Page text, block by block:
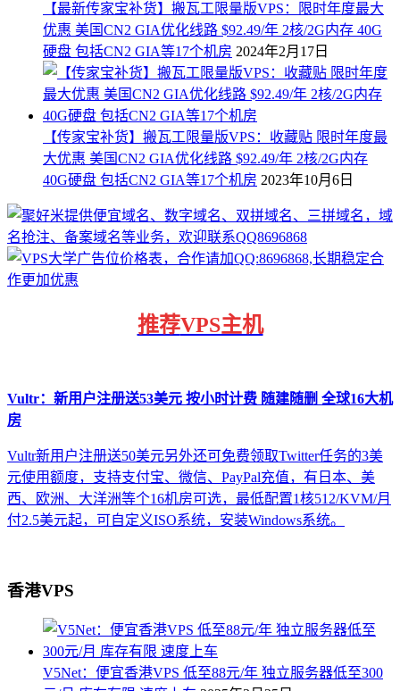
【最新传家宝补货】搬瓦工限量版VPS：限时年度最大
优惠 美国CN2 GIA优化线路 $92.49/年 2核/2G内存 40G
硬盘 包括CN2 GIA等17个机房 2024年2月17日
【传家宝补货】搬瓦工限量版VPS：收藏贴 限时年度最
大优惠 美国CN2 GIA优化线路 $92.49/年 2核/2G内存
40G硬盘 包括CN2 GIA等17个机房 2023年10月6日
推荐VPS主机
Vultr：新用户注册送53美元 按小时计费 随建随删 全球16大机
房
Vultr新用户注册送50美元另外还可免费领取Twitter任务的3美
元使用额度，支持支付宝、微信、PayPal充值，有日本、美
西、欧洲、大洋洲等个16机房可选，最低配置1核512/KVM/月
付2.5美元起，可自定义ISO系统，安装Windows系统。
香港VPS
V5Net：便宜香港VPS 低至88元/年 独立服务器低至300